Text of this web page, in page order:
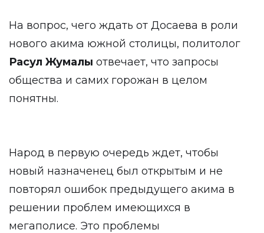
На вопрос, чего ждать от Досаева в роли
нового акима южной столицы, политолог
Расул Жумалы отвечает, что запросы
общества и самих горожан в целом
понятны.
Народ в первую очередь ждет, чтобы
новый назначенец был открытым и не
повторял ошибок предыдущего акима в
решении проблем имеющихся в
мегаполисе. Это проблемы